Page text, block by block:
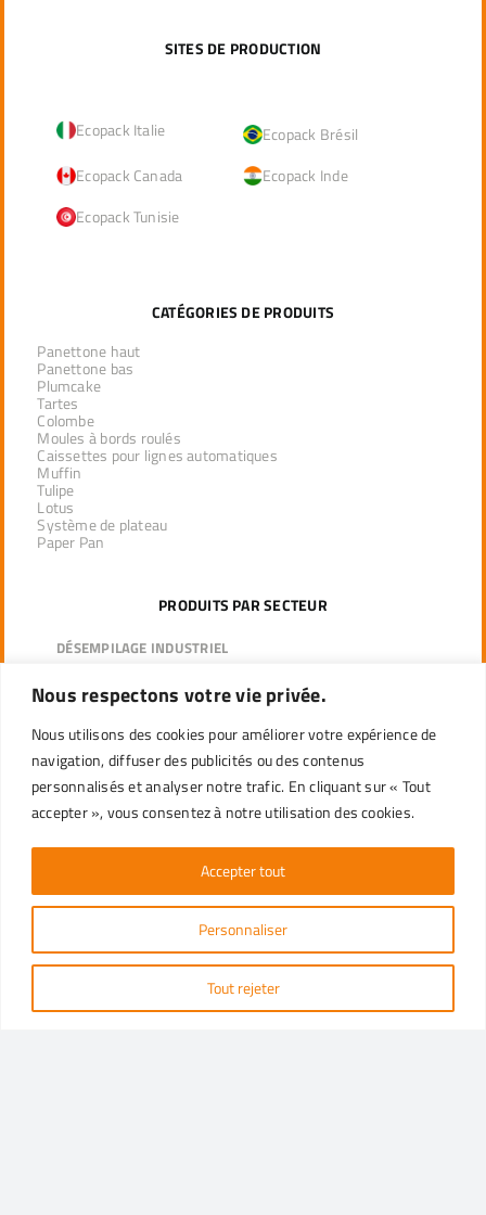
Nous respectons votre vie privée.
Nous utilisons des cookies pour améliorer votre expérience de
navigation, diffuser des publicités ou des contenus
personnalisés et analyser notre trafic. En cliquant sur « Tout
accepter », vous consentez à notre utilisation des cookies.
Personnaliser
Tout rejeter
Accepter tout
DEMANDE D’INFORMATIONS
SITES DE PRODUCTION
Ecopack Italie
Ecopack Brésil
Ecopack Canada
Ecopack Inde
Ecopack Tunisie
CATÉGORIES DE PRODUITS
Panettone haut
Panettone bas
Plumcake
Tartes
Colombe
Moules à bords roulés
Caissettes pour lignes automatiques
Muffin
Tulipe
Lotus
Système de plateau
Paper Pan
PRODUITS PAR SECTEUR
DÉSEMPILAGE INDUSTRIEL
DÉTAIL
SERVICE CLIENT
Client ou contactez-nous via les réseaux sociaux.
info@ecopack.com